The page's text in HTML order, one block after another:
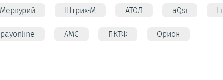
Меркурий Штрих-М АТОЛ aQsi
payonline АМС ПКТФ Орион